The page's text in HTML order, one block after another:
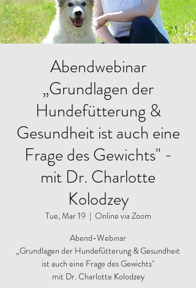
Abendwebinar
„Grundlagen der
Hundefütterung &
Gesundheit ist auch eine
Frage des Gewichts" -
mit Dr. Charlotte
Kolodzey
Tue, Mar 19
  |
Online via Zoom
Abend-Webinar
„Grundlagen der Hundefütterung & Gesundheit
ist auch eine Frage des Gewichts"
mit Dr. Charlotte Kolodzey